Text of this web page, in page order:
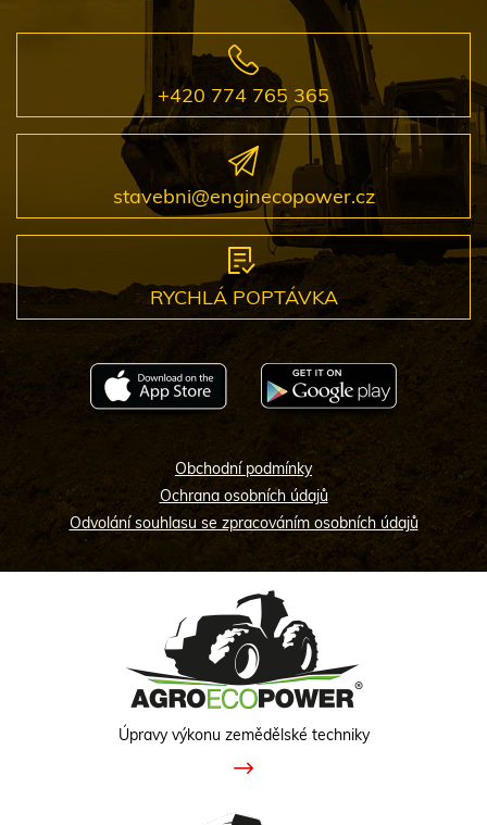
+420 774 765 365
stavebni@enginecopower.cz
RYCHLÁ POPTÁVKA
Obchodní podmínky
Ochrana osobních údajů
Odvolání souhlasu se zpracováním osobních údajů
Úpravy výkonu zemědělské techniky